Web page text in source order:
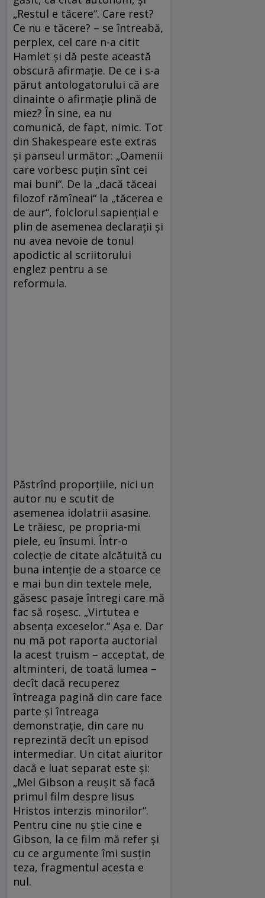
„Restul e tăcere“. Care rest?
Ce nu e tăcere? – se întreabă,
perplex, cel care n-a citit
Hamlet şi dă peste această
obscură afirmaţie. De ce i s-a
părut antologatorului că are
dinainte o afirmaţie plină de
miez? În sine, ea nu
comunică, de fapt, nimic. Tot
din Shakespeare este extras
şi panseul următor: „Oamenii
care vorbesc puţin sînt cei
mai buni“. De la „dacă tăceai
filozof rămîneai“ la „tăcerea e
de aur“, folclorul sapienţial e
plin de asemenea declaraţii şi
nu avea nevoie de tonul
apodictic al scriitorului
englez pentru a se
reformula.
Păstrînd proporţiile, nici un
autor nu e scutit de
asemenea idolatrii asasine.
Le trăiesc, pe propria-mi
piele, eu însumi. Într-o
colecţie de citate alcătuită cu
buna intenţie de a stoarce ce
e mai bun din textele mele,
găsesc pasaje întregi care mă
fac să roşesc. „Virtutea e
absenţa exceselor.“ Aşa e. Dar
nu mă pot raporta auctorial
la acest truism – acceptat, de
altminteri, de toată lumea –
decît dacă recuperez
întreaga pagină din care face
parte şi întreaga
demonstraţie, din care nu
reprezintă decît un episod
intermediar. Un citat aiuritor
dacă e luat separat este şi:
„Mel Gibson a reuşit să facă
primul film despre Iisus
Hristos interzis minorilor“.
Pentru cine nu ştie cine e
Gibson, la ce film mă refer şi
cu ce argumente îmi susţin
teza, fragmentul acesta e
nul.